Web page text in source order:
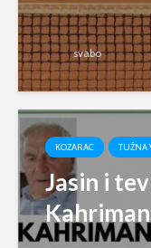
svabo
KOZARAC TUŽNA
Jasin i